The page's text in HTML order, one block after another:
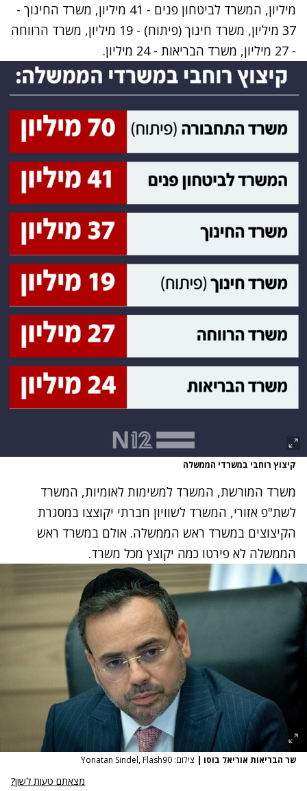
מיליון, המשרד לביטחון פנים - 41 מיליון, משרד החינוך -
37 מיליון, משרד חינוך (פיתוח) - 19 מיליון, משרד הרווחה
- 27 מיליון, משרד הבריאות - 24 מיליון.
קיצוץ רוחבי במשרדי הממשלה
משרד המורשת, המשרד למשימות לאומיות, המשרד
לשת"פ אזורי, המשרד לשוויון חברתי יקוצצו במסגרת
הקיצוצים במשרד ראש הממשלה. אולם במשרד ראש
הממשלה לא פירטו כמה יקוצץ מכל משרד.
שר הבריאות אוריאל בוסו | צילום: Yonatan Sindel, Flash90
מצאתם טעות לשון?